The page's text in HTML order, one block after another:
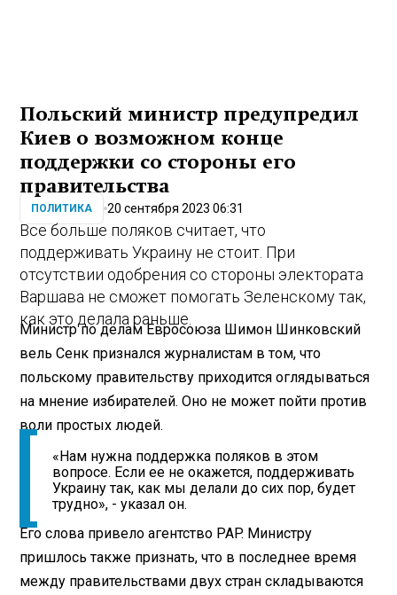
Польский министр предупредил
Киев о возможном конце
поддержки со стороны его
правительства
ПОЛИТИКА 20 сентября 2023 06:31
Все больше поляков считает, что
поддерживать Украину не стоит. При
отсутствии одобрения со стороны электората
Варшава не сможет помогать Зеленскому так,
как это делала раньше.
Министр по делам Евросоюза Шимон Шинковский
вель Сенк признался журналистам в том, что
польскому правительству приходится оглядываться
на мнение избирателей. Оно не может пойти против
воли простых людей.
«Нам нужна поддержка поляков в этом
вопросе. Если ее не окажется, поддерживать
Украину так, как мы делали до сих пор, будет
трудно», - указал он.
Его слова привело агентство PAP. Министру
пришлось также признать, что в последнее время
между правительствами двух стран складываются